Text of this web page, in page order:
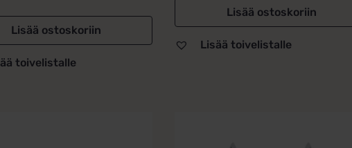
Lisää ostoskoriin
toivelistalle
Lisää ostoskoriin
Lisää toivelistalle